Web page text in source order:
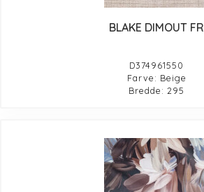
BLAKE DIMOUT FR
D374961550
Farve: Beige
Bredde: 295